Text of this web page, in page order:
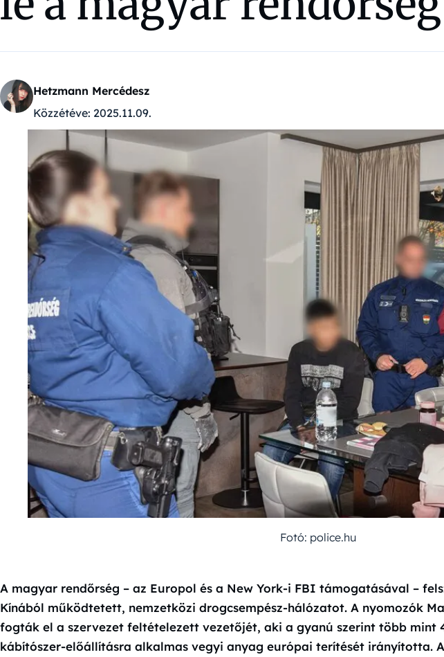
Hetzmann Mercédesz
Közzétéve: 2025.11.09.
Fotó: police.hu
A magyar rendőrség – az Europol és a New York-i FBI támogatásával –
Kínából működtetett, nemzetközi drogcsempész-hálózatot. A nyomozók
fogták el a szervezet feltételezett vezetőjét, aki a gyanú szerint több mint
kábítószer-előállításra alkalmas vegyi anyag európai terítését irányította.